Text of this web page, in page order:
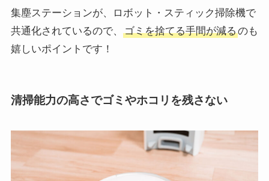
集塵ステーションが、ロボット・スティック掃除機で
共通化されているので、
ゴミを捨てる手間が減るのも
嬉しいポイントです！
清掃能力の高さでゴミやホコリを残さない